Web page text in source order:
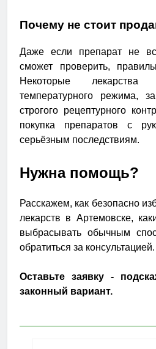
Почему не стоит
Даже если препарат не
сможет проверить,
Некоторые лекарства
температурного режима,
строгого рецептурного
покупка препаратов с
серьёзным последствиям.
Нужна помощь?
Расскажем, как безопасно
лекарств в Артемовске,
выбрасывать обычным
обратиться за консультацией.
Оставьте заявку -
законный вариант.